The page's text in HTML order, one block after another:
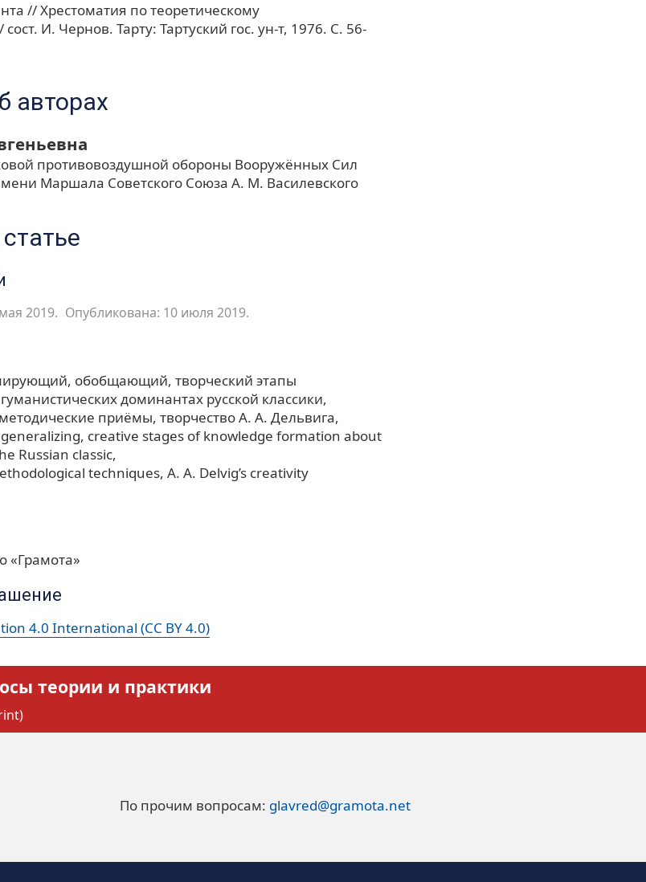
// Хрестоматия по теоретическому
И. Чернов. Тарту: Тартуский гос. ун-т, 1976. С. 56-
авторах
противовоздушной обороны Вооружённых Сил
Маршала Советского Союза А. М. Василевского
2019. Опубликована: 10 июля 2019.
обобщающий, творческий этапы
доминантах русской классики
методические приёмы творчество А. А. Дельвига
creative stages of knowledge formation about
Russian classic
techniques A. A. Delvig’s creativity
«Грамота»
4.0 International (CC BY 4.0)
теории и практики
По прочим вопросам: glavred@gramota.net